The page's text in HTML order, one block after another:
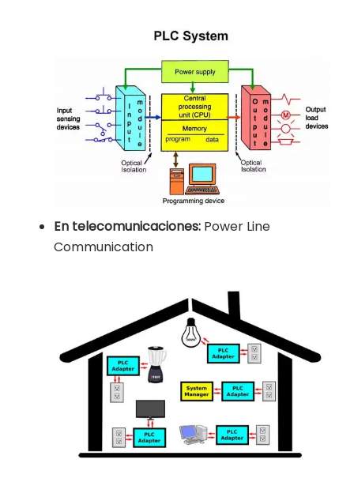
En telecomunicaciones: Power Line
Communication